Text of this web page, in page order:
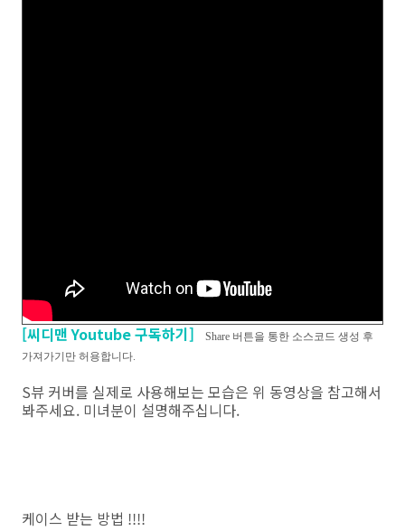
[씨디맨 Youtube 구독하기]
Share 버튼을 통한 소스코드 생성 후
가져가기만 허용합니다.
S뷰 커버를 실제로 사용해보는 모습은 위 동영상을 참고해서
봐주세요. 미녀분이 설명해주십니다.
케이스 받는 방법 !!!!